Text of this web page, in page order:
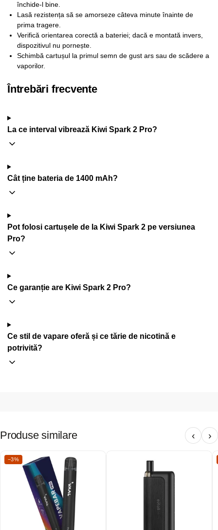
închide-l bine.
Lasă rezistența să se amorseze câteva minute înainte de
prima tragere.
Verifică orientarea corectă a bateriei; dacă e montată invers,
dispozitivul nu pornește.
Schimbă cartușul la primul semn de gust ars sau de scădere a
vaporilor.
Întrebări frecvente
La ce interval vibrează Kiwi Spark 2 Pro?
Cât ține bateria de 1400 mAh?
Pot folosi cartușele de la Kiwi Spark 2 pe versiunea
Pro?
Ce garanție are Kiwi Spark 2 Pro?
Ce stil de vapare oferă și ce tărie de nicotină e
potrivită?
Produse similare ‹ ›
−3%